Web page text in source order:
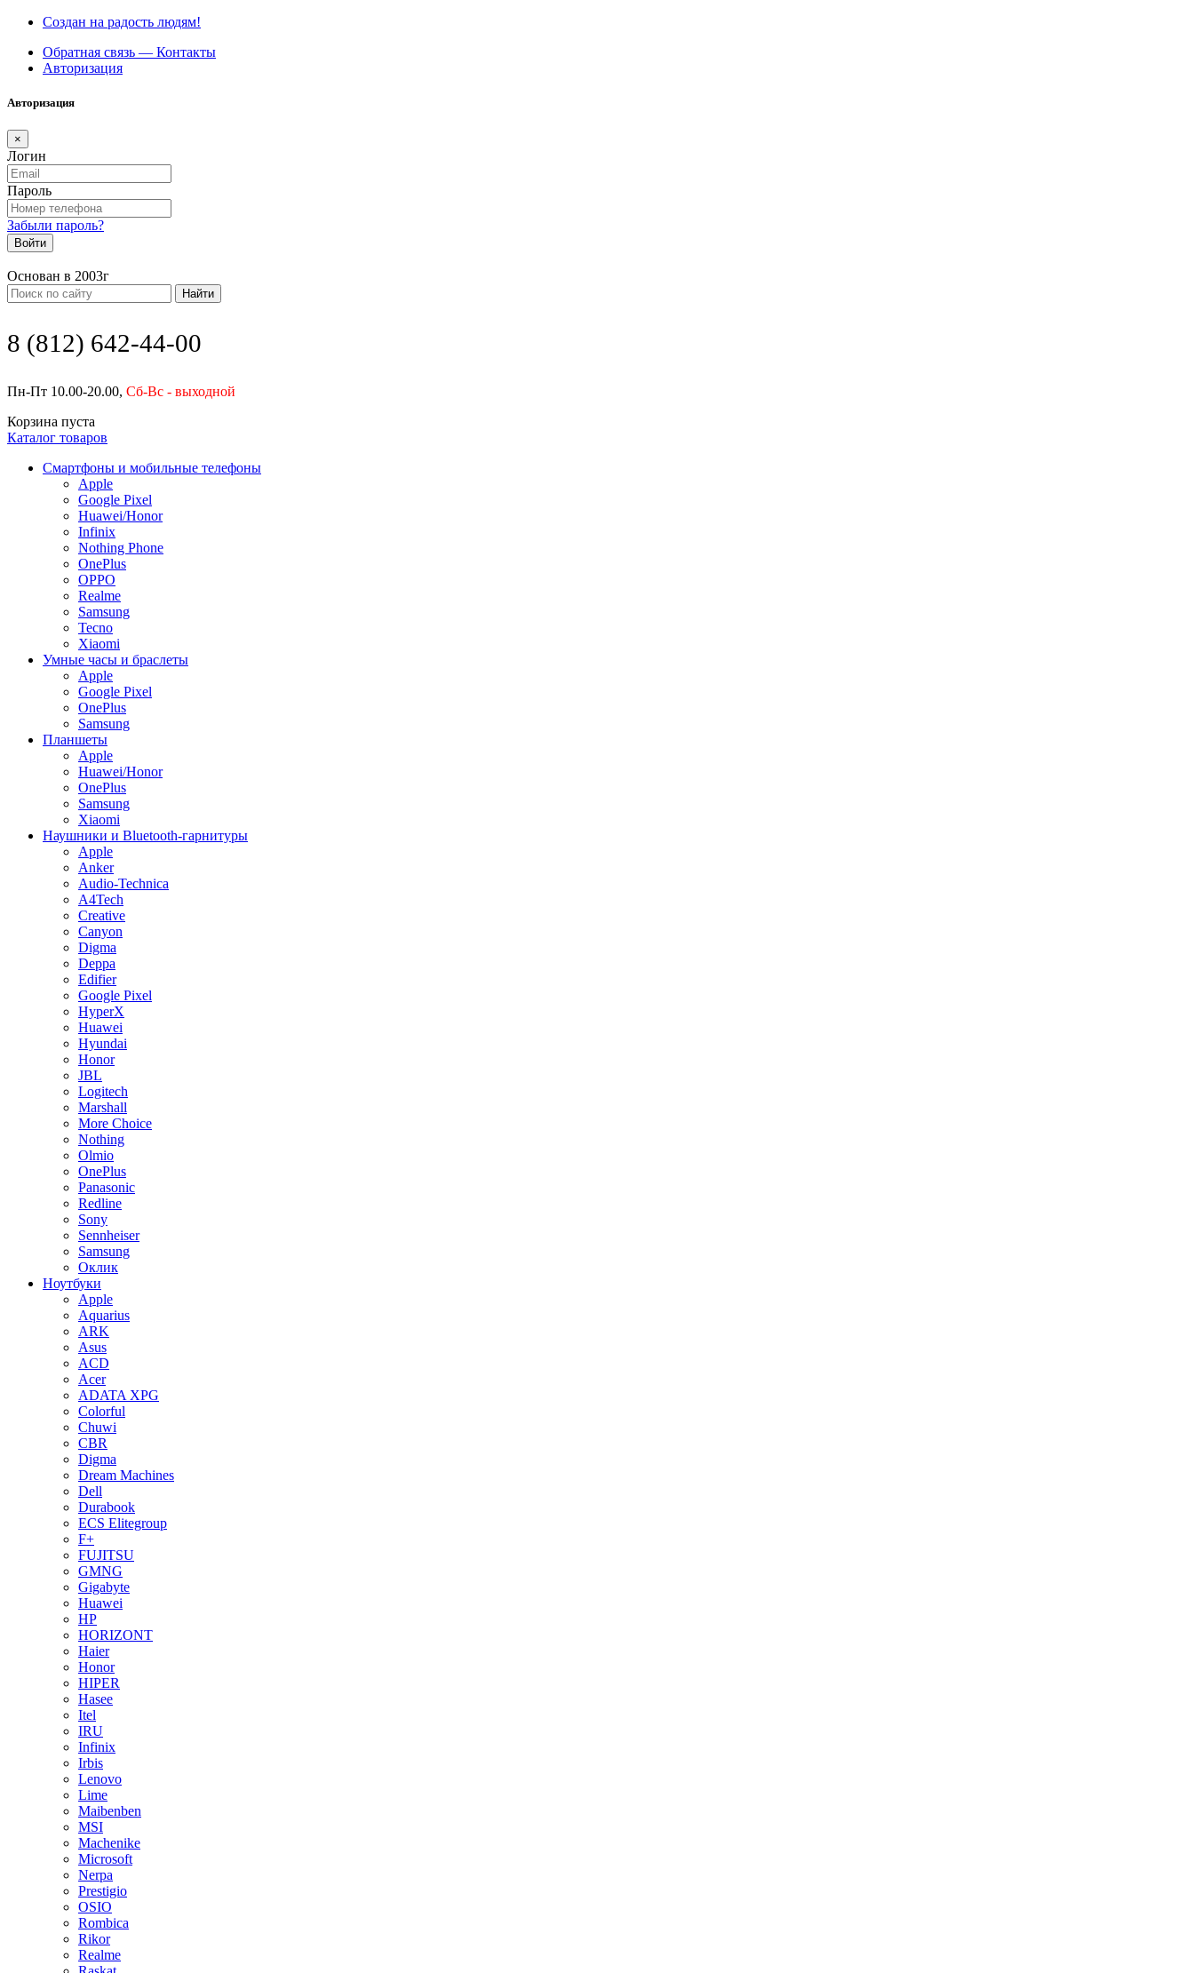
Создан на радость людям!
Обратная связь — Контакты
Авторизация
Авторизация
×
Логин
Пароль
Забыли пароль?
Войти
Основан в 2003г
Найти
8 (812) 642-44-00
Пн-Пт 10.00-20.00, Сб-Вс - выходной
Корзина пуста
Каталог товаров
Смартфоны и мобильные телефоны
Apple
Google Pixel
Huawei/Honor
Infinix
Nothing Phone
OnePlus
OPPO
Realme
Samsung
Tecno
Xiaomi
Умные часы и браслеты
Apple
Google Pixel
OnePlus
Samsung
Планшеты
Apple
Huawei/Honor
OnePlus
Samsung
Xiaomi
Наушники и Bluetooth-гарнитуры
Apple
Anker
Audio-Technica
A4Tech
Creative
Canyon
Digma
Deppa
Edifier
Google Pixel
HyperX
Huawei
Hyundai
Honor
JBL
Logitech
Marshall
More Choice
Nothing
Olmio
OnePlus
Panasonic
Redline
Sony
Sennheiser
Samsung
Оклик
Ноутбуки
Apple
Aquarius
ARK
Asus
ACD
Acer
ADATA XPG
Colorful
Chuwi
CBR
Digma
Dream Machines
Dell
Durabook
ECS Elitegroup
F+
FUJITSU
GMNG
Gigabyte
Huawei
HP
HORIZONT
Haier
Honor
HIPER
Hasee
Itel
IRU
Infinix
Irbis
Lenovo
Lime
Maibenben
MSI
Machenike
Microsoft
Nerpa
Prestigio
OSIO
Rombica
Rikor
Realme